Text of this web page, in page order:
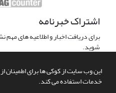
این وب سایت از کوکی ها برای اطمینان از
خدمات استفاده می کند.
اشتراک خبرنامه
برای دریافت اخبار و اطلاعیه های
شوید.